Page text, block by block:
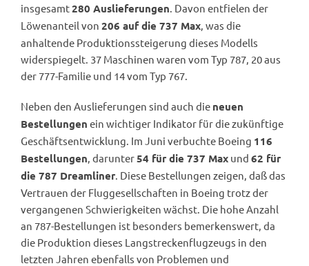
insgesamt280 Auslieferungen. Davon entfielen der
Löwenanteil von 206 auf die 737 Max, was die
anhaltende Produktionssteigerung dieses Modells
widerspiegelt. 37 Maschinen waren vom Typ 787, 20 aus
der 777-Familie und 14 vom Typ 767.
Neben den Auslieferungen sind auch die neuen
Bestellungen ein wichtiger Indikator für die zukünftige
Geschäftsentwicklung. Im Juni verbuchte Boeing 116
Bestellungen, darunter54 für die 737 Max und 62 für
die 787 Dreamliner. Diese Bestellungen zeigen, daß das
Vertrauen der Fluggesellschaften in Boeing trotz der
vergangenen Schwierigkeiten wächst. Die hohe Anzahl
an 787-Bestellungen ist besonders bemerkenswert, da
die Produktion dieses Langstreckenflugzeugs in den
letzten Jahren ebenfalls von Problemen und